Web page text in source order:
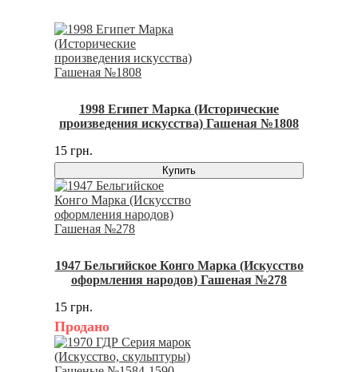
1998 Египет Марка (Исторические
произведения искусства) Гашеная №1808
15 грн.
Купить
1947 Бельгийское Конго Марка (Искусство
оформления народов) Гашеная №278
15 грн.
Продано